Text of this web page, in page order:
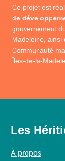
Ce projet est
de
gouvernement
Madeleine, ainsi
Communauté
Îles-de-la-
Les
À propos